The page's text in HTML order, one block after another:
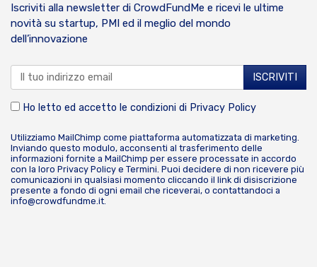
Iscriviti alla newsletter di CrowdFundMe e ricevi le ultime
novità su startup, PMI ed il meglio del mondo
dell’innovazione
Ho letto ed accetto le condizioni di Privacy Policy
Utilizziamo MailChimp come piattaforma automatizzata di marketing.
Inviando questo modulo, acconsenti al trasferimento delle
informazioni fornite a MailChimp per essere processate in accordo
con la loro Privacy Policy e Termini. Puoi decidere di non ricevere più
comunicazioni in qualsiasi momento cliccando il link di disiscrizione
presente a fondo di ogni email che riceverai, o contattandoci a
info@crowdfundme.it.